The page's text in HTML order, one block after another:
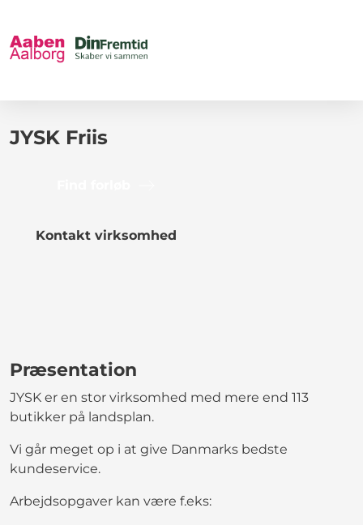
JYSK Friis
Kontakt virksomhed
Præsentation
JYSK er en stor virksomhed med mere end 113
butikker på landsplan.
Vi går meget op i at give Danmarks bedste
kundeservice.
Arbejdsopgaver kan være f.eks: